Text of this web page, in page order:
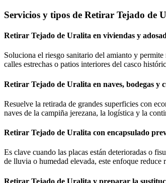
Servicios y tipos de Retirar Tejado de
Retirar Tejado de Uralita en viviendas y
Soluciona el riesgo sanitario del amianto y
calles estrechas o patios interiores del casco
Retirar Tejado de Uralita en naves, bodegas y
Resuelve la retirada de grandes superficies con
naves de la campiña jerezana, la logística y la
Retirar Tejado de Uralita con encapsulado
Es clave cuando las placas están deterioradas o
de lluvia o humedad elevada, este enfoque
Retirar Tejado de Uralita y preparar la